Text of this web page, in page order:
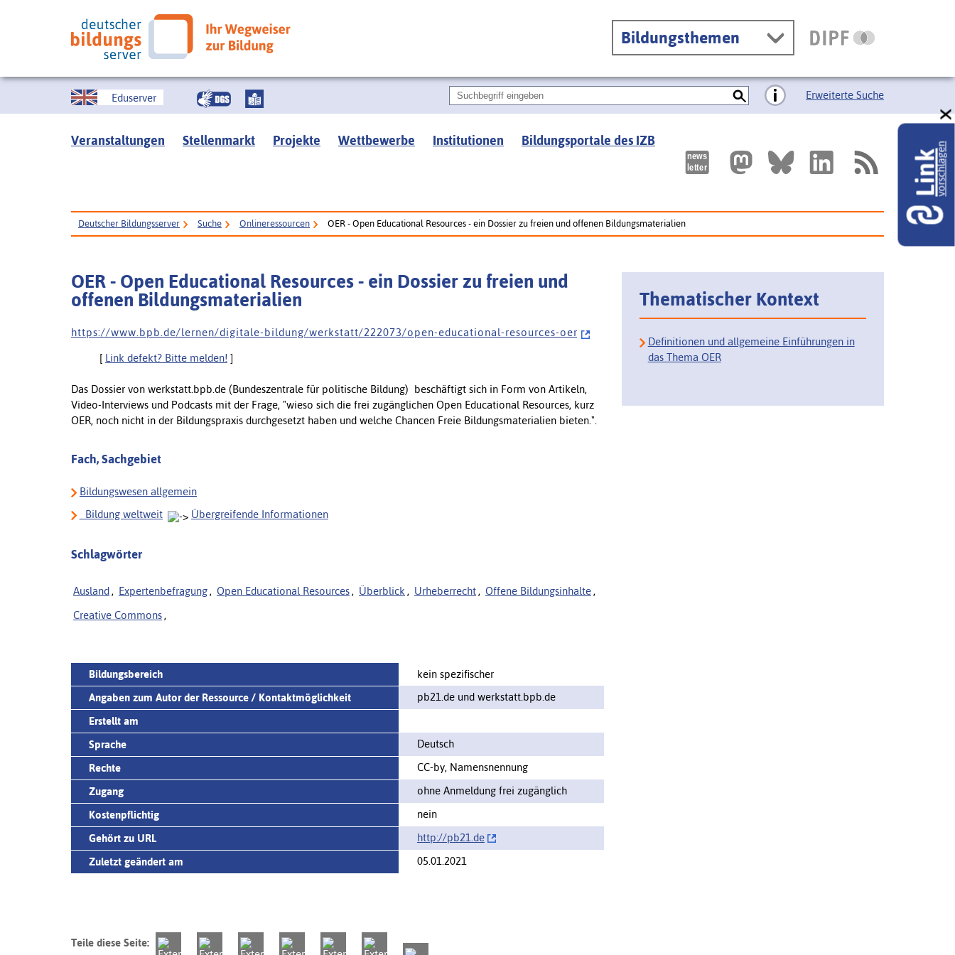
Bildungsthemen
Eduserver Erweiterte Suche
Veranstaltungen Stellenmarkt Projekte Wettbewerbe Institutionen Bildungsportale des IZB
Deutscher Bildungsserver Suche Onlineressourcen OER - Open Educational Resources - ein Dossier zu freien und offenen Bildungsmaterialien
OER - Open Educational Resources - ein Dossier zu freien und
offenen Bildungsmaterialien
h t t p s : / / w w w . b p b . d e / l e r n e n / d i g i t a l e - b i l d u n g / w e r k s t a t t / 2 2 2 0 7 3 / o p e n - e d u c a t i o n a l - r e s o u r c e s - o e r
[ Link defekt? Bitte melden! ]
Das Dossier von werkstatt.bpb.de (Bundeszentrale für politische Bildung) beschäftigt sich in Form von Artikeln,
Video-Interviews und Podcasts mit der Frage, "wieso sich die frei zugänglichen Open Educational Resources, kurz
OER, noch nicht in der Bildungspraxis durchgesetzt haben und welche Chancen Freie Bildungsmaterialien bieten.".
Fach, Sachgebiet
Bildungswesen allgemein
_Bildung weltweit
Übergreifende Informationen
Schlagwörter
Ausland , Expertenbefragung , Open Educational Resources , Überblick , Urheberrecht , Offene Bildungsinhalte ,
Creative Commons ,
Bildungsbereich
kein spezifischer
Angaben zum Autor der Ressource / Kontaktmöglichkeit
pb21.de und werkstatt.bpb.de
Erstellt am
Sprache
Deutsch
Rechte
CC-by, Namensnennung
Zugang
ohne Anmeldung frei zugänglich
Kostenpflichtig
nein
Gehört zu URL
http://‌pb21.de
Zuletzt geändert am
05.01.2021
Thematischer Kontext
Definitionen und allgemeine Einführungen in
das Thema OER
Teile diese Seite:
Linkvorschlagen